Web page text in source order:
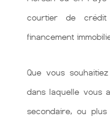
courtier de
financement
Que vous
dans laquelle vous
secondaire, ou